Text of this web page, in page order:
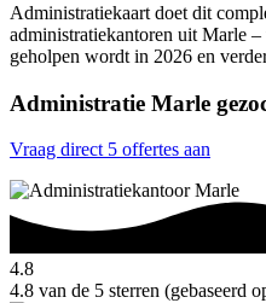
Administratiekaart doet dit
administratiekantoren uit Marle –
geholpen wordt in 2026 en
Administratie Marle
Vraag direct 5 offertes aan
4.8
4.8 van de 5 sterren (gebaseerd